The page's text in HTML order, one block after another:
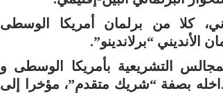
كلا من برلمان أمريكا الوسطى
الأنديني “برلاندينو”.
التشريعية بأمريكا الوسطى و
بصفة “شريك متقدم”، مؤخرا إلى